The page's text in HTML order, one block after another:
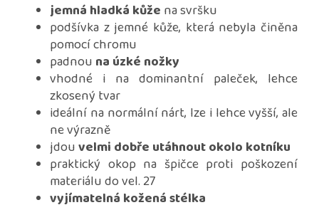
jemná hladká kůže na svršku
podšívka z jemné kůže, která nebyla činěna
pomocí chromu
padnou na úzké nožky
vhodné i na dominantní paleček, lehce
zkosený tvar
ideální na normální nárt, lze i lehce vyšší, ale
ne výrazně
jdouvelmi dobře utáhnout okolo kotníku
praktický okop na špičce proti poškození
materiálu do vel. 27
vyjímatelná kožená stélka